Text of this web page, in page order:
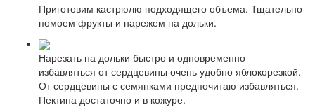
Приготовим кастрюлю подходящего объема. Тщательно
помоем фрукты и нарежем на дольки.
Нарезать на дольки быстро и одновременно
избавляться от сердцевины очень удобно яблокорезкой.
От сердцевины с семянками предпочитаю избавляться.
Пектина достаточно и в кожуре.